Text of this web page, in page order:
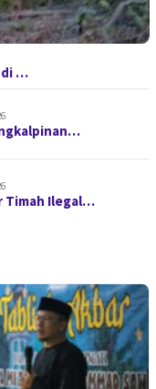
di …
Timah Ilegal…